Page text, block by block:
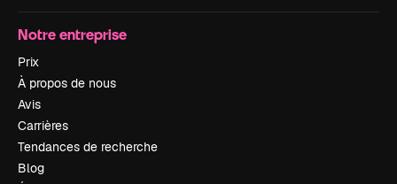
Notre entreprise
Prix
À propos de nous
Avis
Carrières
Tendances de recherche
Blog